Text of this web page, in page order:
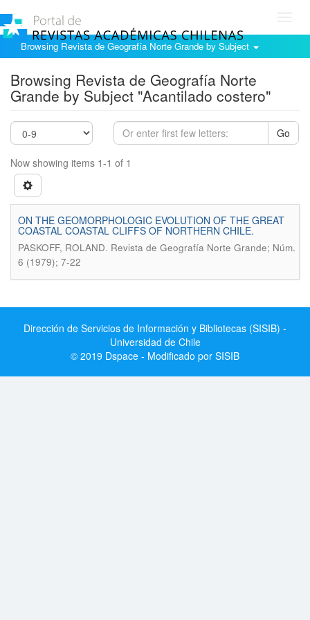
Browsing Revista de Geografía Norte Grande by Subject
Browsing Revista de Geografía Norte
Grande by Subject "Acantilado costero"
Go
Now showing items 1-1 of 1
ON THE GEOMORPHOLOGIC EVOLUTION OF THE GREAT
COASTAL COASTAL CLIFFS OF NORTHERN CHILE.
PASKOFF, ROLAND. Revista de Geografía Norte Grande; Núm.
6 (1979); 7-22
Dirección de Servicios de Información y Bibliotecas (SISIB) -
Universidad de Chile
© 2019 Dspace - Modificado por SISIB